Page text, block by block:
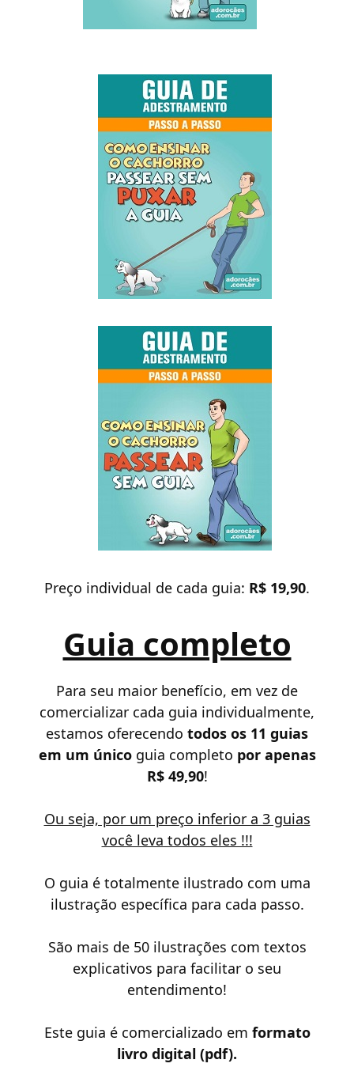
Preço individual de cada guia: R$ 19,90.
Guia completo
Para seu maior benefício, em vez de
comercializar cada guia individualmente,
estamos oferecendo todos os 11 guias
em um únicoguia completo por apenas
R$ 49,90!
Ou seja, por um preço inferior a 3 guias
você leva todos eles !!!
O guia é totalmente ilustrado com uma
ilustração específica para cada passo.
São mais de 50 ilustrações com textos
explicativos para facilitar o seu
entendimento!
Este guia é comercializado em formato
livro digital (pdf).